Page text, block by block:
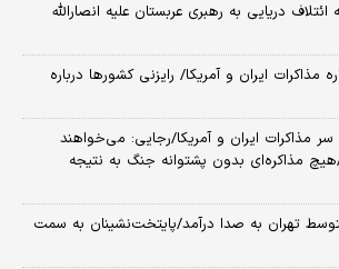
دریایی به رهبری عربستان علیه انصارالله
مذاکرات ایران و آمریکا/ رایزنی کشورها درباره
مذاکرات ایران و آمریکا/رجایی: می‌خواهند
مذاکره‌ای بدون پشتوانه جنگ به نتیجه
تهران به صدا درآمد/پایتخت‌نشینان به سمت